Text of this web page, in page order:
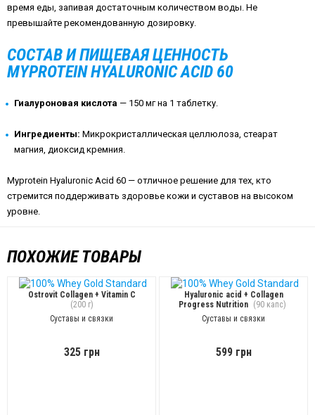
время еды, запивая достаточным количеством воды. Не
превышайте рекомендованную дозировку.
СОСТАВ И ПИЩЕВАЯ ЦЕННОСТЬ
MYPROTEIN HYALURONIC ACID 60
Гиалуроновая кислота — 150 мг на 1 таблетку.
Ингредиенты: Микрокристаллическая целлюлоза, стеарат
магния, диоксид кремния.
Myprotein Hyaluronic Acid 60 — отличное решение для тех, кто
стремится поддерживать здоровье кожи и суставов на высоком
уровне.
ПОХОЖИЕ ТОВАРЫ
Ostrovit Collagen + Vitamin C
(200 г)
Суставы и связки
325 грн
Hyaluronic acid + Collagen
Progress Nutrition
(90 капс)
Суставы и связки
599 грн